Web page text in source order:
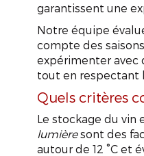
garantissent une
Notre équipe
compte des
expérimenter avec
tout en respectant
Quels critères
Le stockage du vin
lumièresont des
autour de 12 °C et